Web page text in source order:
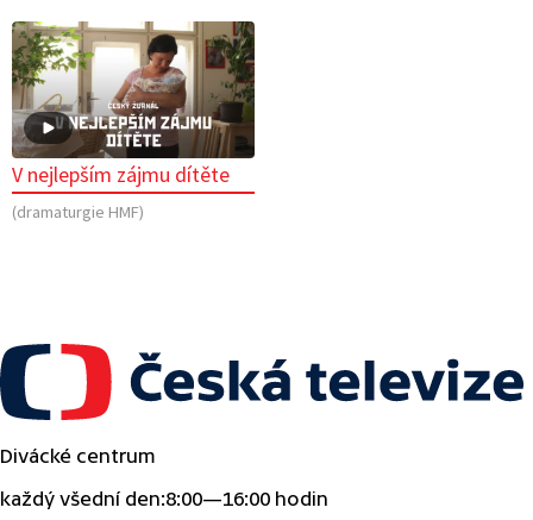
V nejlepším zájmu dítěte
(dramaturgie HMF)